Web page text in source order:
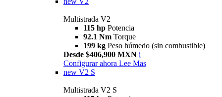
Multistrada V2
115 hp Potencia
92.1 Nm Torque
199 kg Peso húmedo (sin combustible)
Desde $406,900 MXN i
Configurar ahora Lee Mas
new V2 S
Multistrada V2 S